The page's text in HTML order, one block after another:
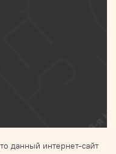
данный интернет-сайт